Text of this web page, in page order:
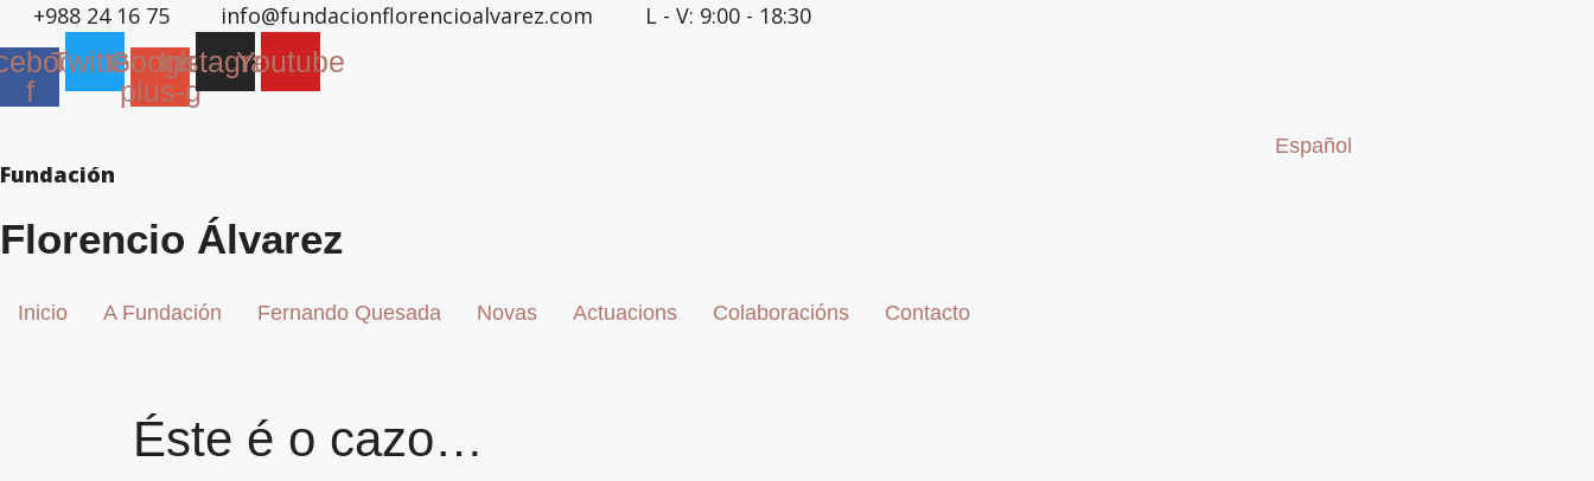
Saltar
ao
contido
+988 24 16 75 info@fundacionflorencioalvarez.com L - V: 9:00 - 18:30
f
TwitterGoogle-
plus-g
InstagramYoutube
Español
Fundación
Florencio Álvarez
Inicio A Fundación Fernando Quesada Novas Actuacions Colaboracións Contacto
Éste é o cazo…